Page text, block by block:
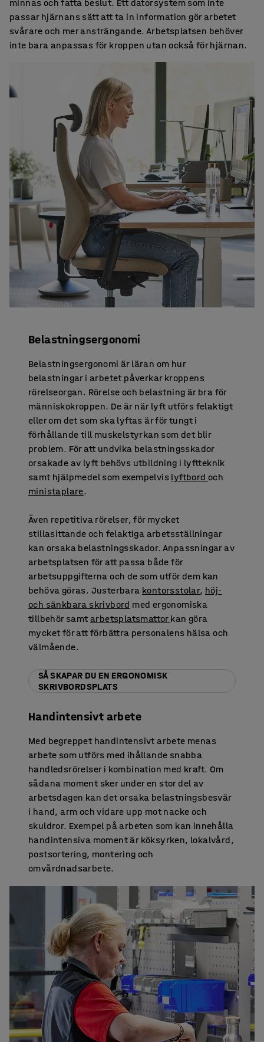
minnas och fatta beslut. Ett datorsystem som inte
passar hjärnans sätt att ta in information gör arbetet
svårare och mer ansträngande. Arbetsplatsen behöver
inte bara anpassas för kroppen utan också för hjärnan.
Belastningsergonomi
Belastningsergonomi är läran om hur
belastningar i arbetet påverkar kroppens
rörelseorgan. Rörelse och belastning är bra för
människokroppen. De är när lyft utförs felaktigt
eller om det som ska lyftas är för tungt i
förhållande till muskelstyrkan som det blir
problem. För att undvika belastningsskador
orsakade av lyft behövs utbildning i lyftteknik
samt hjälpmedel som exempelvis lyftbordoch
ministaplare.
Även repetitiva rörelser, för mycket
stillasittande och felaktiga arbetsställningar
kan orsaka belastningsskador. Anpassningar av
arbetsplatsen för att passa både för
arbetsuppgifterna och de som utför dem kan
behöva göras. Justerbara kontorsstolar, höj-
och sänkbara skrivbord med ergonomiska
tillbehör samtarbetsplatsmattor kan göra
mycket för att förbättra personalens hälsa och
välmående.
SÅ SKAPAR DU EN ERGONOMISK
SKRIVBORDSPLATS
Handintensivt arbete
Med begreppet handintensivt arbete menas
arbete som utförs med ihållande snabba
handledsrörelser i kombination med kraft. Om
sådana moment sker under en stor del av
arbetsdagen kan det orsaka belastningsbesvär
i hand, arm och vidare upp mot nacke och
skuldror. Exempel på arbeten som kan innehålla
handintensiva moment är köksyrken, lokalvård,
postsortering, montering och
omvårdnadsarbete.